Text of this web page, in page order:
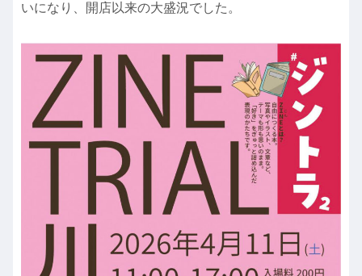
いになり、開店以来の大盛況でした。